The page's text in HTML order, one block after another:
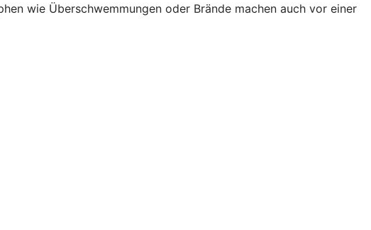
wie Überschwemmungen oder Brände machen auch vor einer